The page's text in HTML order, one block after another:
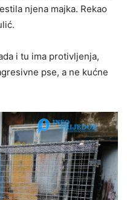
njena majka. Rekao
i tu ima protivljenja,
pse, a ne kućne